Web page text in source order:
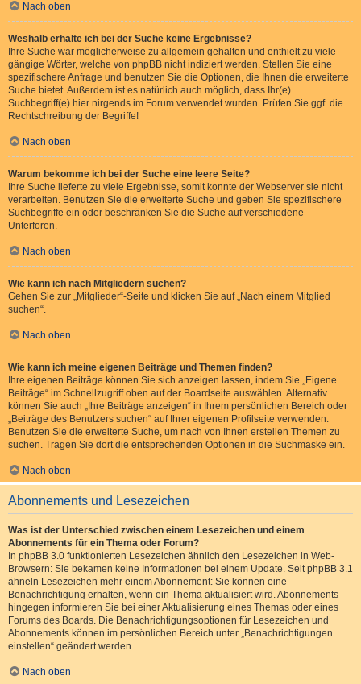
Nach oben
Weshalb erhalte ich bei der Suche keine Ergebnisse?
Ihre Suche war möglicherweise zu allgemein gehalten und enthielt zu viele
gängige Wörter, welche von phpBB nicht indiziert werden. Stellen Sie eine
spezifischere Anfrage und benutzen Sie die Optionen, die Ihnen die erweiterte
Suche bietet. Außerdem ist es natürlich auch möglich, dass Ihr(e)
Suchbegriff(e) hier nirgends im Forum verwendet wurden. Prüfen Sie ggf. die
Rechtschreibung der Begriffe!
Nach oben
Warum bekomme ich bei der Suche eine leere Seite?
Ihre Suche lieferte zu viele Ergebnisse, somit konnte der Webserver sie nicht
verarbeiten. Benutzen Sie die erweiterte Suche und geben Sie spezifischere
Suchbegriffe ein oder beschränken Sie die Suche auf verschiedene
Unterforen.
Nach oben
Wie kann ich nach Mitgliedern suchen?
Gehen Sie zur „Mitglieder“-Seite und klicken Sie auf „Nach einem Mitglied
suchen“.
Nach oben
Wie kann ich meine eigenen Beiträge und Themen finden?
Ihre eigenen Beiträge können Sie sich anzeigen lassen, indem Sie „Eigene
Beiträge“ im Schnellzugriff oben auf der Boardseite auswählen. Alternativ
können Sie auch „Ihre Beiträge anzeigen“ in Ihrem persönlichen Bereich oder
„Beiträge des Benutzers suchen“ auf Ihrer eigenen Profilseite verwenden.
Benutzen Sie die erweiterte Suche, um nach von Ihnen erstellen Themen zu
suchen. Tragen Sie dort die entsprechenden Optionen in die Suchmaske ein.
Nach oben
Abonnements und Lesezeichen
Was ist der Unterschied zwischen einem Lesezeichen und einem
Abonnements für ein Thema oder Forum?
In phpBB 3.0 funktionierten Lesezeichen ähnlich den Lesezeichen in Web-
Browsern: Sie bekamen keine Informationen bei einem Update. Seit phpBB 3.1
ähneln Lesezeichen mehr einem Abonnement: Sie können eine
Benachrichtigung erhalten, wenn ein Thema aktualisiert wird. Abonnements
hingegen informieren Sie bei einer Aktualisierung eines Themas oder eines
Forums des Boards. Die Benachrichtigungsoptionen für Lesezeichen und
Abonnements können im persönlichen Bereich unter „Benachrichtigungen
einstellen“ geändert werden.
Nach oben